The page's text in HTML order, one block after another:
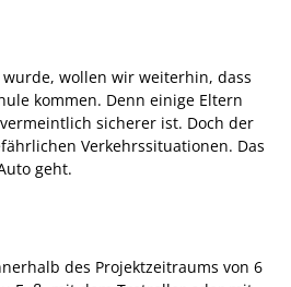
wollen wir weiterhin, dass
kommen. Denn einige Eltern
sicherer ist. Doch der
Verkehrssituationen. Das
geht.
des Projektzeitraums von 6